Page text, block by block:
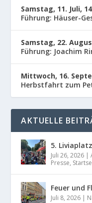
Samstag, 11. Juli,
Führung: Häuser-
Samstag, 22.
Führung: Joachim
Mittwoch, 16.
Herbstfahrt zum
AKTUELLE
5.
Juli 26, 2026 |
Presse,
Feuer und
Juli 8, 2026 |